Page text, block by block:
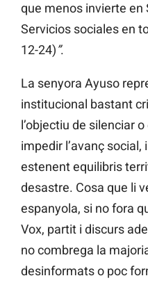
que menos invierte en
Servicios sociales en
12-24)”.
La senyora Ayuso
institucional bastant
l’objectiu de silenciar
impedir l’avanç
estenent equilibris
desastre. Cosa que li
espanyola, si no fora
Vox, partit i discurs
no combrega la
desinformats o poc